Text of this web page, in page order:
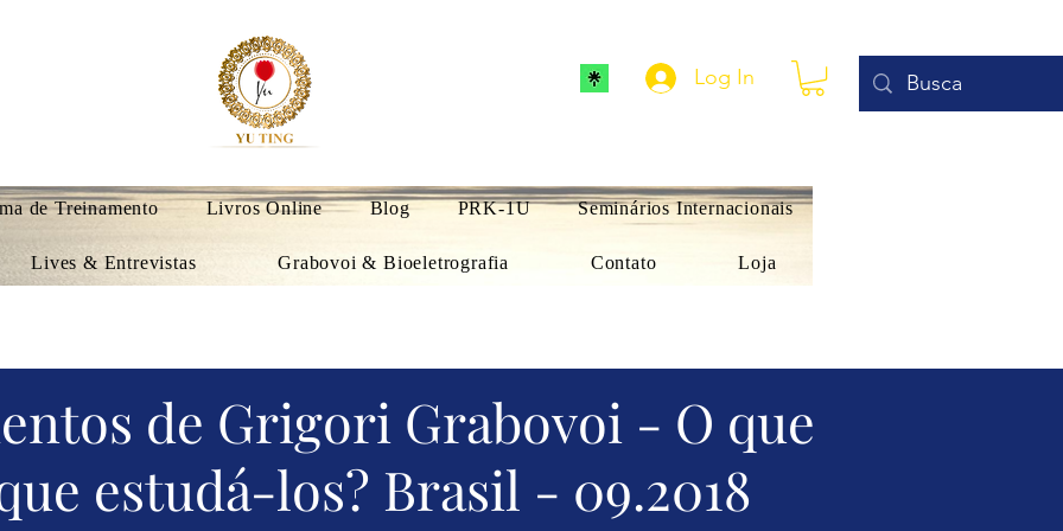
Log In
de Treinamento Livros Online Blog PRK-1U Seminários Internacionais
Lives & Entrevistas Grabovoi & Bioeletrografia Contato Loja
de Grigori Grabovoi - O que
estudá-los? Brasil - 09.2018